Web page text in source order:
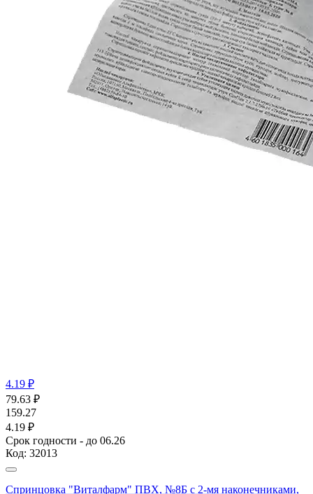
4.19 ₽
79.63 ₽
159.27
4.19 ₽
Срок годности - до 06.26
Код: 32013
Спринцовка "Виталфарм" ПВХ, №8Б с 2-мя наконечниками,